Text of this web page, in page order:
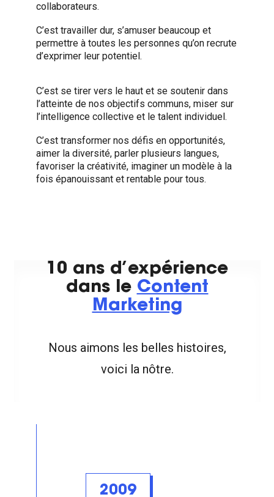
collaborateurs.
C’est travailler dur, s’amuser beaucoup et
permettre à toutes les personnes qu’on recrute
d’exprimer leur potentiel.
C’est se tirer vers le haut et se soutenir dans
l’atteinte de nos objectifs communs, miser sur
l’intelligence collective et le talent individuel.
C’est transformer nos défis en opportunités,
aimer la diversité, parler plusieurs langues,
favoriser la créativité, imaginer un modèle à la
fois épanouissant et rentable pour tous.
10 ans d’expérience
dans le Content
Marketing
Nous aimons les belles histoires,
voici la nôtre.
2009